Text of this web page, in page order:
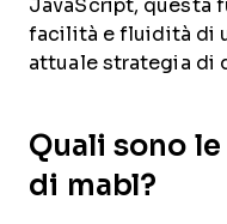
JavaScript, questa
facilità e fluidità di
attuale strategia di
Quali sono
di mabl?